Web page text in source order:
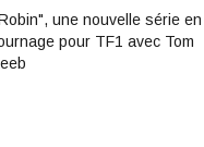
une nouvelle série en
pour TF1 avec Tom